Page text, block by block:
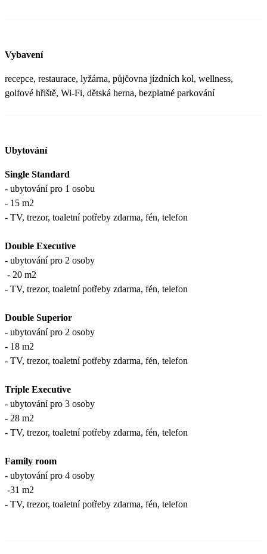
Vybavení
recepce, restaurace, lyžárna, půjčovna jízdních kol, wellness,
golfové hřiště, Wi-Fi, dětská herna, bezplatné parkování
Ubytování
Single Standard
- ubytování pro 1 osobu
- 15 m2
- TV, trezor, toaletní potřeby zdarma, fén, telefon
Double Executive
- ubytování pro 2 osoby
- 20 m2
- TV, trezor, toaletní potřeby zdarma, fén, telefon
Double Superior
- ubytování pro 2 osoby
- 18 m2
- TV, trezor, toaletní potřeby zdarma, fén, telefon
Triple Executive
- ubytování pro 3 osoby
- 28 m2
- TV, trezor, toaletní potřeby zdarma, fén, telefon
Family room
- ubytování pro 4 osoby
-31 m2
- TV, trezor, toaletní potřeby zdarma, fén, telefon